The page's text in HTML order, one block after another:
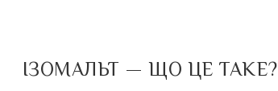
ІЗОМАЛЬТ — ЩО ЦЕ ТАКЕ?